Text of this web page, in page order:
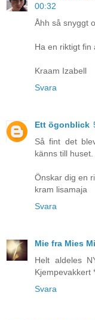
00:32
Åhh så snyggt
Ha en riktigt fin
Kraam Izabell
Svara
Ett ögonblick
Så fint det
känns till huset.
Önskar dig en
kram lisamaja
Svara
Mie fra Mies
Helt aldeles
Kjempevakkert
Svara